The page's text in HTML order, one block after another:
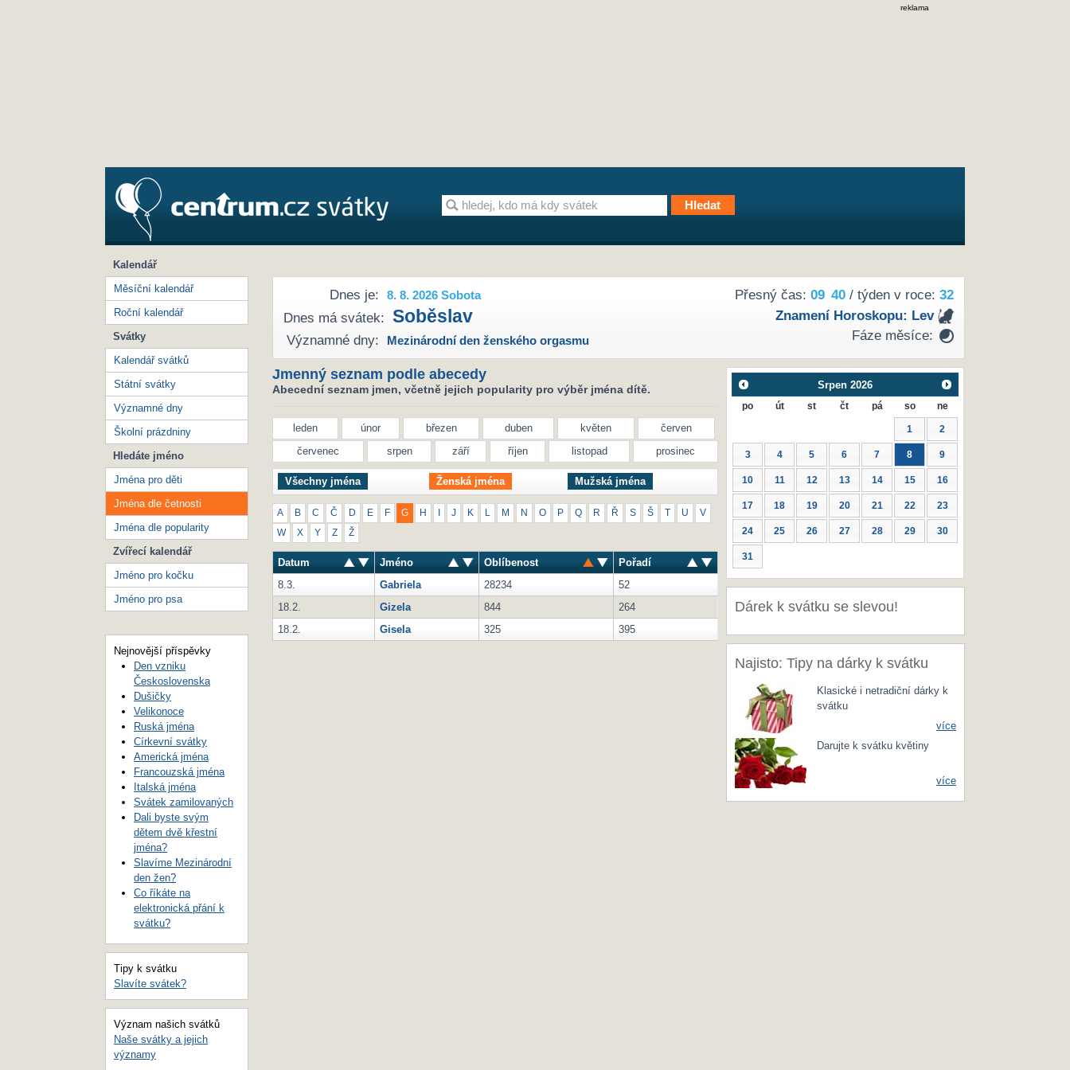
reklama
Přesný čas: 09 40/ týden v roce: 32
Znamení Horoskopu: Lev
Fáze měsíce:
Dnes je: 8. 8. 2026 Sobota
Dnes má svátek: Soběslav
Významné dny: Mezinárodní den ženského orgasmu
Jmenný seznam podle abecedy
Abecední seznam jmen, včetně jejich popularity pro výběr jména dítě.
leden únor březen duben květen
červen
červenec
srpen září říjen listopad prosinec
Všechny jména Ženská jména Mužská jména
A B C Č D E F G H J K M N O P Q R Ř S Š T U V
W X Y Z Ž
Datum Jméno Oblíbenost
Pořadí
8.3.
Gabriela 28234
52
18.2.
Gizela 844
264
18.2.
Gisela 325 395
Srpen 2026
po út st čt pá so ne
1 2
3 4 5 6 7 8 9
10 11 12 13 14 15 16
17 18 19 20 21 22 23
24 25 26 27 28 29 30
31
Dárek k svátku se slevou!
Najisto: Tipy na dárky k svátku
Klasické i netradiční dárky k
svátku
více
Darujte k svátku květiny
více
Kalendář
Měsíční kalendář
Roční kalendář
Svátky
Kalendář svátků
Státní svátky
Významné dny
Školní prázdniny
Hledáte jméno
Jména pro děti
Jména dle četnosti
Jména dle popularity
Zvířecí kalendář
Jméno pro kočku
Jméno pro psa
Nejnovější příspěvky
Den vzniku
Československa
Dušičky
Velikonoce
Ruská jména
Církevní svátky
Americká jména
Francouzská jména
Italská jména
Svátek zamilovaných
Dali byste svým
dětem dvě křestní
jména?
Slavíme Mezinárodní
den žen?
Co říkáte na
elektronická přání k
svátku?
Tipy k svátku
Slavíte svátek?
Význam našich svátků
Naše svátky a jejich
významy